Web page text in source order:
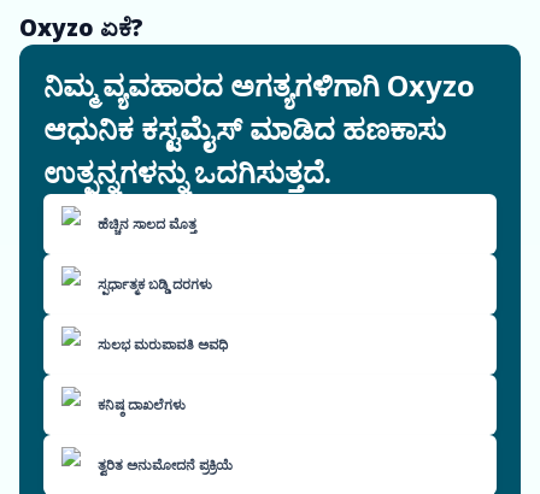
Oxyzo ಏಕೆ?
ನಿಮ್ಮ ವ್ಯವಹಾರದ ಅಗತ್ಯಗಳಿಗಾಗಿ Oxyzo
ಆಧುನಿಕ ಕಸ್ಟಮೈಸ್ ಮಾಡಿದ ಹಣಕಾಸು
ಉತ್ಪನ್ನಗಳನ್ನು ಒದಗಿಸುತ್ತದೆ.
ಹೆಚ್ಚಿನ ಸಾಲದ ಮೊತ್ತ
ಸ್ಪರ್ಧಾತ್ಮಕ ಬಡ್ಡಿ ದರಗಳು
ಸುಲಭ ಮರುಪಾವತಿ ಅವಧಿ
ಕನಿಷ್ಠ ದಾಖಲೆಗಳು
ತ್ವರಿತ ಅನುಮೋದನೆ ಪ್ರಕ್ರಿಯೆ